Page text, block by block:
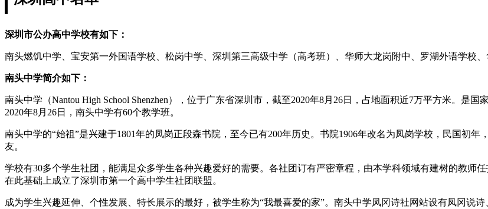
深圳市公办高中学校有如下：
南头燃饥中学、宝安第一外国语学校、松岗中学、深圳第三高级中学（高考班）、华师大龙岗附中、罗湖外语学校
南头中学简介如下：
南头中学（Nantou High School Shenzhen），位于广东省深圳市，截至2020年8月26日，占地面积近7万平方米。是
2020年8月26日，南头中学有60个教学班。
南头中学的“始祖”是兴建于1801年的凤岗正段森书院，至今已有200年历史。书院1906年改名为凤岗学校，民国初
友。
学校有30多个学生社团，能满足众多学生各种兴趣爱好的需要。各社团订有严密章程，由本学科领域有建树的教师
在此基础上成立了深圳市第一个高中学生社团联盟。
成为学生兴趣延伸、个性发展、特长展示的最好，被学生称为“我最喜爱的家”。南头中学凤冈诗社网站设有凤冈说